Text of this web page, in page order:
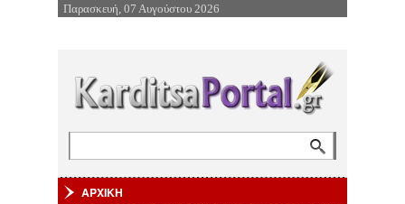
Επιστροφή στην Πλοήγηση
Παρασκευή, 07 Αυγούστου 2026
ΑΡΧΙΚΗ